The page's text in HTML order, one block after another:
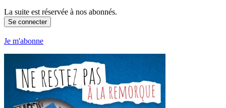
La suite est réservée à nos abonnés.
Se connecter
Je m'abonne